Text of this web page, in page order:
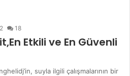
18
Etkili ve En Güvenli
suyla ilgili çalışmalarının bir